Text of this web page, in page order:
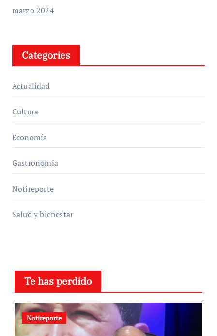
marzo 2024
Categories
Actualidad
Cultura
Economía
Gastronomía
Notireporte
Salud y bienestar
Te has perdido
Notireporte